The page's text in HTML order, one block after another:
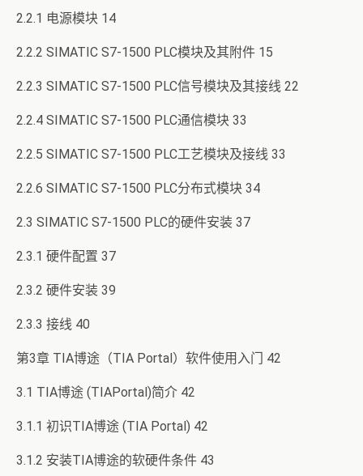
2.2.1 电源模块 14
2.2.2 SIMATIC S7-1500 PLC模块及其附件 15
2.2.3 SIMATIC S7-1500 PLC信号模块及其接线 22
2.2.4 SIMATIC S7-1500 PLC通信模块 33
2.2.5 SIMATIC S7-1500 PLC工艺模块及接线 33
2.2.6 SIMATIC S7-1500 PLC分布式模块 34
2.3 SIMATIC S7-1500 PLC的硬件安装 37
2.3.1 硬件配置 37
2.3.2 硬件安装 39
2.3.3 接线 40
第3章 TIA博途（TIA Portal）软件使用入门 42
3.1 TIA博途 (TIAPortal)简介 42
3.1.1 初识TIA博途 (TIA Portal) 42
3.1.2 安装TIA博途的软硬件条件 43